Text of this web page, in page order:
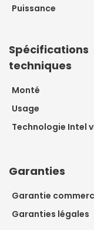
Puissance
Spécifications
techniques
Monté
Usage
Technologie Intel
Garanties
Garantie
Garanties légales